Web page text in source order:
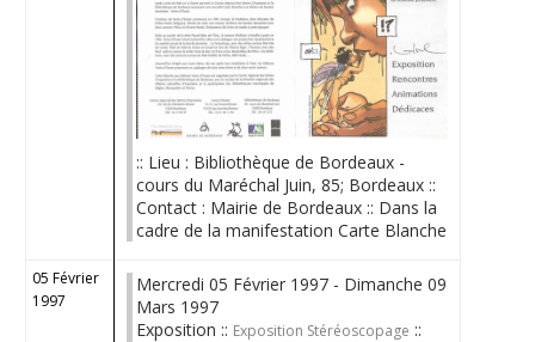
:: Lieu : Bibliothèque de Bordeaux -
cours du Maréchal Juin, 85; Bordeaux ::
Contact : Mairie de Bordeaux :: Dans la
cadre de la manifestation Carte Blanche
05 Février
1997
Mercredi 05 Février 1997 - Dimanche 09
Mars 1997
Exposition :: Exposition Stéréoscopage ::